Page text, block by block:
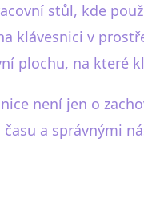
stůl, kde
klávesnici v
plochu, na které
není jen o
a správnými